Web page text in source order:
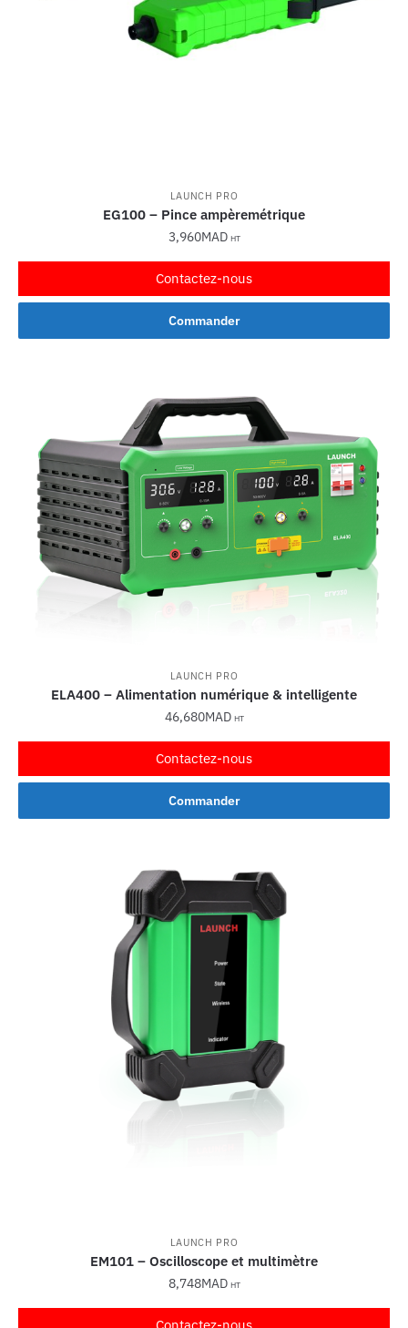
LAUNCH PRO
EG100 – Pince ampèremétrique
3,960MAD HT
Commander
Contactez-nous
LAUNCH PRO
ELA400 – Alimentation numérique & intelligente
46,680MAD HT
Commander
Contactez-nous
LAUNCH PRO
EM101 – Oscilloscope et multimètre
8,748MAD HT